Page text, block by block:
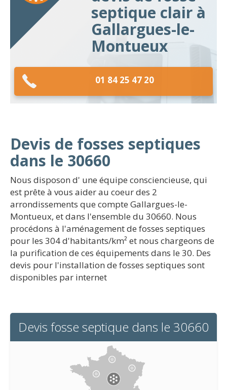
septique clair à
Gallargues-le-
Montueux
01 84 25 47 20
Devis de fosses septiques
dans le 30660
Nous disposon d' une équipe consciencieuse, qui
est prête à vous aider au coeur des 2
arrondissements que compte Gallargues-le-
Montueux, et dans l'ensemble du 30660. Nous
procédons à l'aménagement de fosses septiques
pour les 304 d'habitants/km² et nous chargeons de
la purification de ces équipements dans le 30. Des
devis pour l'installation de fosses septiques sont
disponibles par internet
Devis fosse septique dans le 30660